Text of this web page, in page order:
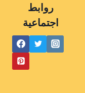
روابط
اجتماعية